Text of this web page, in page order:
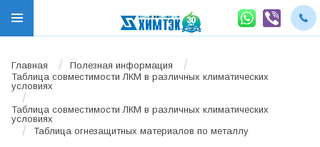
Главная / Полезная информация /
Таблица совместимости ЛКМ в различных климатических
условиях
/
Таблица совместимости ЛКМ в различных климатических
условиях
/ Таблица огнезащитных материалов по металлу